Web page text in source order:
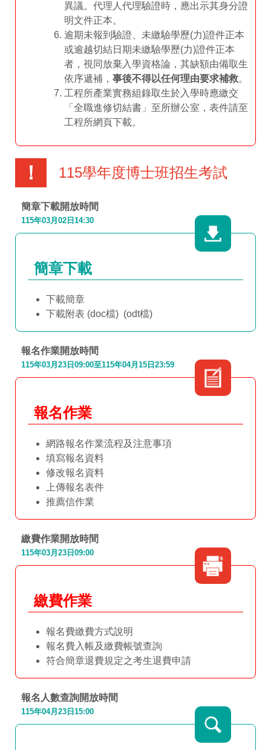
異議。代理人代理驗證時，應出示其身分證
明文件正本。
逾期未報到驗證、未繳驗學歷(力)證件正本
或逾越切結日期未繳驗學歷(力)證件正本
者，視同放棄入學資格論，其缺額由備取生
依序遞補， 事後不得以任何理由要求補救。
工程所產業實務組錄取生於入學時應繳交
「全職進修切結書」至所辦公室，表件請至
工程所網頁下載。
！ 115學年度博士班招生考試
簡章下載開放時間
115年03月02日14:30
簡章下載
下載簡章
下載附表 (doc檔) (odt檔)
報名作業開放時間
115年03月23日09:00至115年04月15日23:59
報名作業
網路報名作業流程及注意事項
填寫報名資料
修改報名資料
上傳報名表件
推薦信作業
繳費作業開放時間
115年03月23日09:00
繳費作業
報名費繳費方式說明
報名費入帳及繳費帳號查詢
符合簡章退費規定之考生退費申請
報名人數查詢開放時間
115年04月23日15:00